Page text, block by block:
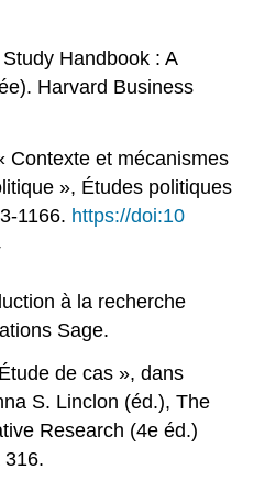
Handbook : A
Harvard Business
Contexte et mécanismes
», Études politiques
1166. https://doi:10
à la recherche
Sage.
de cas », dans
S. Linclon (éd.), The
Research (4e éd.)
316.